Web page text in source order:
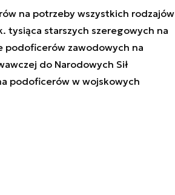
na potrzeby wszystkich rodzajów
tysiąca starszych szeregowych na
podoficerów zawodowych na
do Narodowych Sił
podoficerów w wojskowych